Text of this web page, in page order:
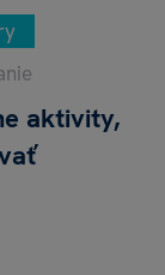
aktivity,